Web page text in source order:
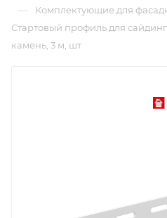
— Комплектующие для
Стартовый профиль для
камень, 3 м, шт